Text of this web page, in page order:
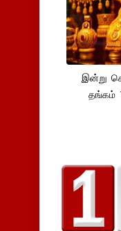
இன்று
தங்கம்